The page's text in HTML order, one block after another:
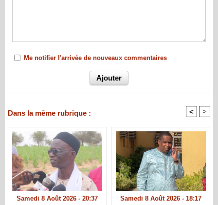
Me notifier l'arrivée de nouveaux commentaires
Dans la même rubrique : < >
Samedi 8 Août 2026 - 20:37 Samedi 8 Août 2026 - 18:17